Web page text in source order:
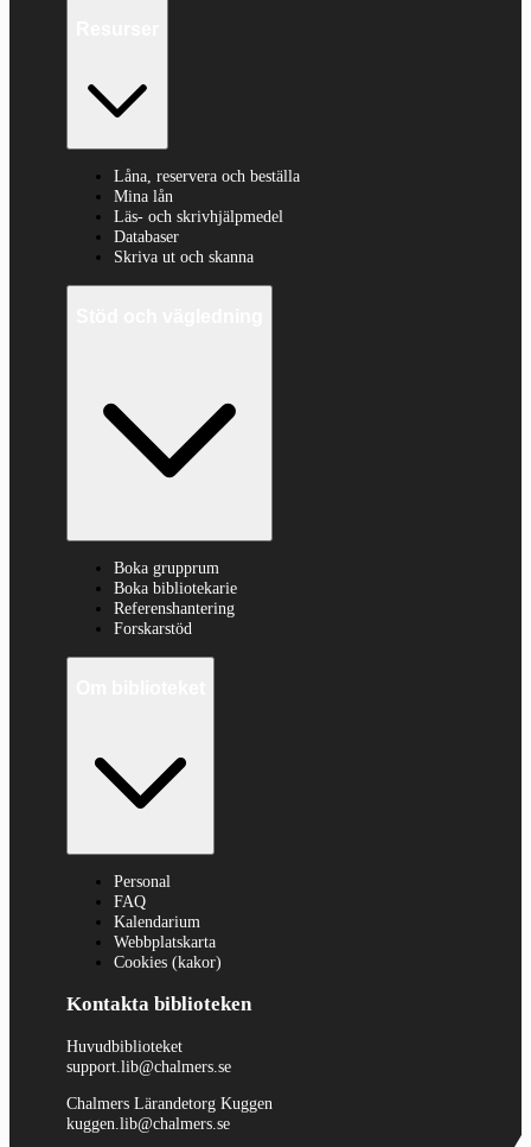
Låna, reservera och beställa
Mina lån
Läs- och skrivhjälpmedel
Databaser
Skriva ut och skanna
Boka grupprum
Boka bibliotekarie
Referenshantering
Forskarstöd
Personal
FAQ
Kalendarium
Webbplatskarta
Cookies (kakor)
Kontakta biblioteken
Huvudbiblioteket
support.lib@chalmers.se
Chalmers Lärandetorg Kuggen
kuggen.lib@chalmers.se